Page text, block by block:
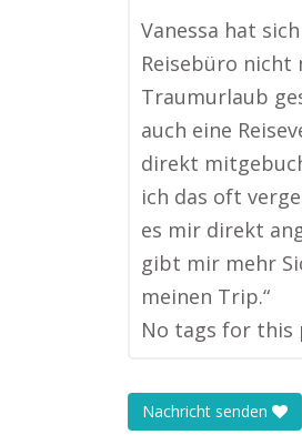
Vanessa hat
Reisebüro nicht
Traumurlaub
auch eine
direkt
ich das oft
es mir direkt
gibt mir mehr
meinen Trip.“
No tags for this
Nachricht senden